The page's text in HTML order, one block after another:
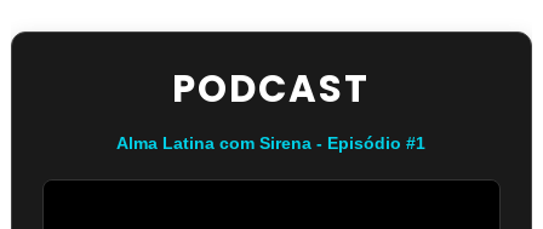
PODCAST
Alma Latina com Sirena - Episódio #1